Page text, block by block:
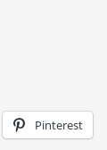
Pinterest